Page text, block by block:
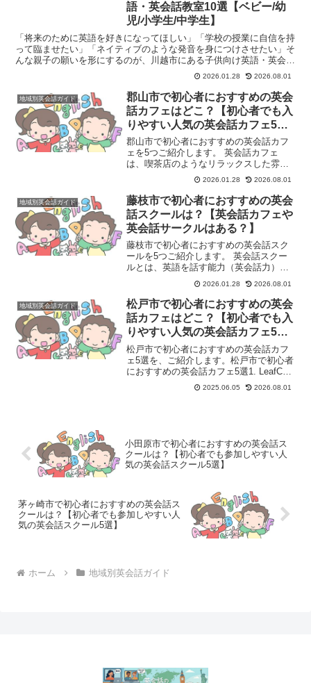
語・英会話教室10選【ベビー/幼
児/小学生/中学生】
「将来のために英語を好きになってほしい」「学校の授業に自信を持
って臨ませたい」「ネイティブのような発音を身につけさせたい」そ
んな親子の願いを形にするのが、川越市にある子供向け英語・英会話
教室です。歴史ある蔵造りの街並みと、新しい教育環境が共...
2026.01.28 2026.08.01
地域別英会話ガイド
郡山市で初心者におすすめの英会
話カフェはどこ？【初心者でも入
りやすい人気の英会話カフェ5
選】
郡山市で初心者におすすめの英会話カフ
ェを5つご紹介します。 英会話カフェ
は、喫茶店のようなリラックスした雰囲
気で、外国人スタッフや他の参加者と英
語で自由に会話を楽しむ場所です。一般
的な英会話スクールのようにカリキュラ
ムやテキストに縛られず、...
2026.01.28 2026.08.01
地域別英会話ガイド
藤枝市で初心者におすすめの英会
話スクールは？【英会話カフェや
英会話サークルはある？】
藤枝市で初心者におすすめの英会話スク
ールを5つご紹介します。 英会話スクー
ルとは、英語を話す能力（英会話力）を
習得することを目的とした学習塾や教育
機関のことです。主に、英語でのコミュ
ニケーション能力を高めたいと考える
人々（学生、社会人、シニ...
2026.01.28 2026.08.01
地域別英会話ガイド
松戸市で初心者におすすめの英会
話カフェはどこ？【初心者でも入
りやすい人気の英会話カフェ5
選】
松戸市で初心者におすすめの英会話カフ
ェ5選を、ご紹介します。松戸市で初心者
におすすめの英会話カフェ5選1. LeafCup
(リーフカップ) 松戸店2. イングリッシュ
カフェ 松戸3. ECC外語学院 松戸校 (イン
2025.06.05 2026.08.01
小田原市で初心者におすすめの英会話ス
クールは？【初心者でも参加しやすい人
気の英会話スクール5選】
茅ヶ崎市で初心者におすすめの英会話ス
クールは？【初心者でも参加しやすい人
気の英会話スクール5選】
ホーム 地域別英会話ガイド